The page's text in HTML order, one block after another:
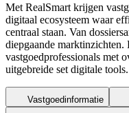
Met RealSmart krijgen
digitaal ecosysteem waar
centraal staan. Van
diepgaande marktinzichten.
vastgoedprofessionals met
uitgebreide set digitale tools.
Vastgoedinformatie